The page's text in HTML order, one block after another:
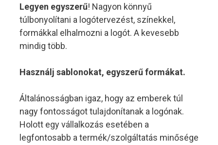
Legyen egyszerű! Nagyon könnyű
túlbonyolítani a logótervezést, színekkel,
formákkal elhalmozni a logót. A kevesebb
mindig több.
Használj sablonokat, egyszerű formákat.
Általánosságban igaz, hogy az emberek túl
nagy fontosságot tulajdonítanak a logónak.
Holott egy vállalkozás esetében a
legfontosabb a termék/szolgáltatás minősége